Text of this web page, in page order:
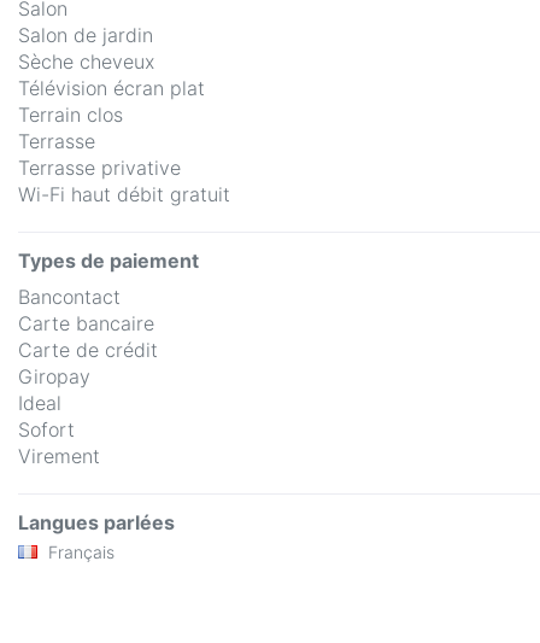
Salon
Salon de jardin
Sèche cheveux
Télévision écran plat
Terrain clos
Terrasse
Terrasse privative
Wi-Fi haut débit gratuit
Types de paiement
Bancontact
Carte bancaire
Carte de crédit
Giropay
Ideal
Sofort
Virement
Langues parlées
Français